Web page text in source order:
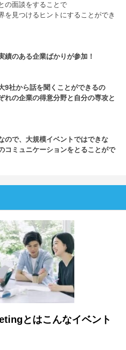
の面談をすることで
を見つけるヒントにすることができ
績のある企業ばかりが参加！
9社から話を聞くことができるの
れの企業の得意分野と自分の専攻と
ので、大規模イベントではできな
コミュニケーションをとることがで
とはこんなイベント